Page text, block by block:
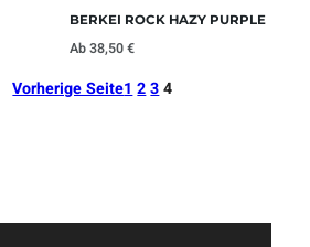
BERKEI ROCK HAZY PURPLE
Ab38,50€
Vorherige Seite1 2 3 4